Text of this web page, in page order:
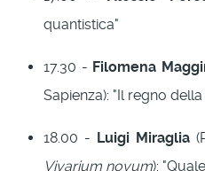
quantistica"
17.30 - Filomena
Sapienza): "Il regno
18.00 - Luigi Miraglia
Vivarium novum):